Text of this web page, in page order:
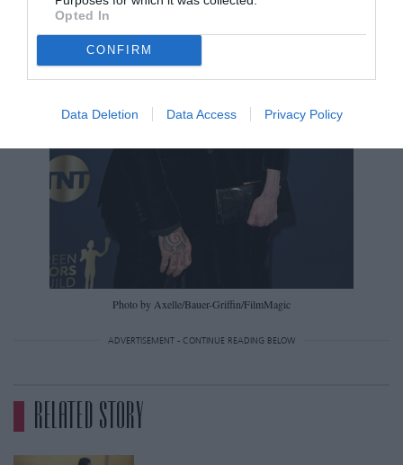
Opted In
CONFIRM
Data Deletion Data Access Privacy Policy
Photo by Axelle/Bauer-Griffin/FilmMagic
ADVERTISEMENT - CONTINUE READING BELOW
RELATED STORY